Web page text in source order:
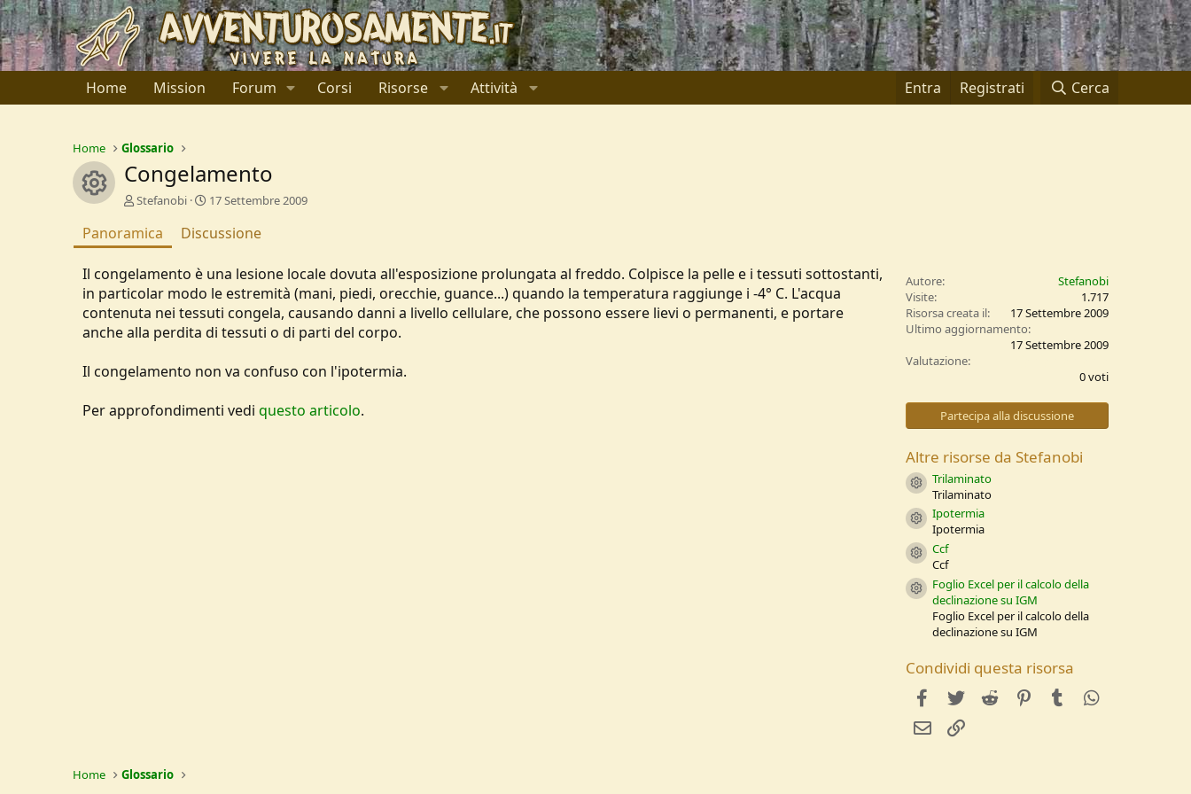
Home Mission Forum Corsi Risorse Attività Entra Registrati Cerca
Home Glossario
Resource icon
Congelamento
A
t
o
e
Stefanobi
C
e
i
o
n
d
a
e
17 Settembre 2009
Panoramica Discussione
Il congelamento è una lesione locale dovuta all'esposizione prolungata al freddo. Colpisce la pelle e i tessuti sottostanti,
in particolar modo le estremità (mani, piedi, orecchie, guance...) quando la temperatura raggiunge i -4° C. L'acqua
contenuta nei tessuti congela, causando danni a livello cellulare, che possono essere lievi o permanenti, e portare
anche alla perdita di tessuti o di parti del corpo.
Il congelamento non va confuso con l'ipotermia.
Per approfondimenti vedi questo articolo.
Autore
Stefanobi
Visite
1.717
Risorsa creata il
17 Settembre 2009
Ultimo aggiornamento
17 Settembre 2009
Valutazione
,
0
0
t
0 voti
Partecipa alla discussione
Altre risorse da Stefanobi
Resource icon
Trilaminato
Trilaminato
Resource icon
Ipotermia
Ipotermia
Resource icon
Ccf
Ccf
Resource icon
Foglio Excel per il calcolo della
declinazione su IGM
Foglio Excel per il calcolo della
declinazione su IGM
Condividi questa risorsa
facebook
Twitter Reddit Pinterest
Tumblr
e-mail
Home Glossario